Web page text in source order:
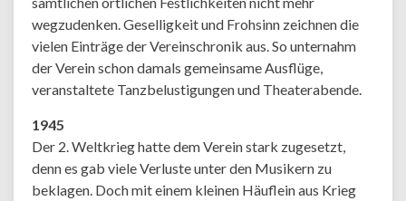
wegzudenken. Geselligkeit und Frohsinn zeichnen die
vielen Einträge der Vereinschronik aus. So unternahm
der Verein schon damals gemeinsame Ausflüge,
veranstaltete Tanzbelustigungen und Theaterabende.
1945
Der 2. Weltkrieg hatte dem Verein stark zugesetzt,
denn es gab viele Verluste unter den Musikern zu
beklagen. Doch mit einem kleinen Häuflein aus Krieg